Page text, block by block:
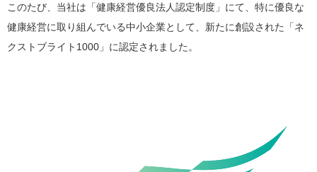
このたび、当社は「健康経営優良法人認定制度」にて、特に優良な
健康経営に取り組んでいる中小企業として、新たに創設された「ネ
クストブライト1000」に認定されました。